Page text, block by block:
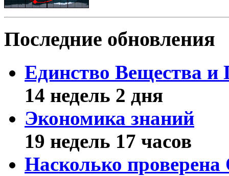
Последние обновления
Единство Вещества и
14 недель 2 дня
Экономика знаний
19 недель 17 часов
Насколько